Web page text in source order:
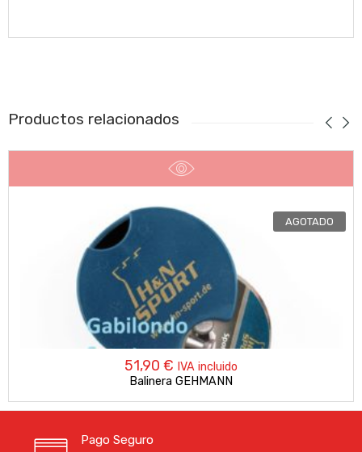
Productos relacionados
AGOTADO
51,90 € IVA incluido
Balinera GEHMANN
Pago Seguro